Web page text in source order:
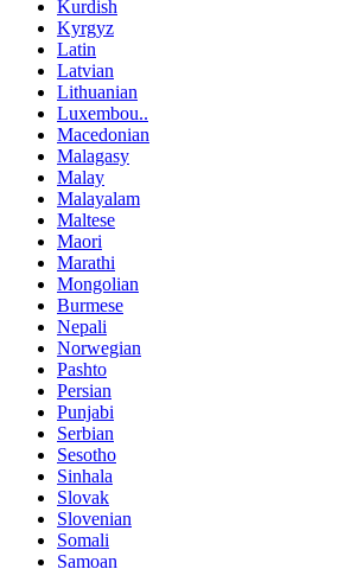
Kurdish
Kyrgyz
Latin
Latvian
Lithuanian
Luxembou..
Macedonian
Malagasy
Malay
Malayalam
Maltese
Maori
Marathi
Mongolian
Burmese
Nepali
Norwegian
Pashto
Persian
Punjabi
Serbian
Sesotho
Sinhala
Slovak
Slovenian
Somali
Samoan